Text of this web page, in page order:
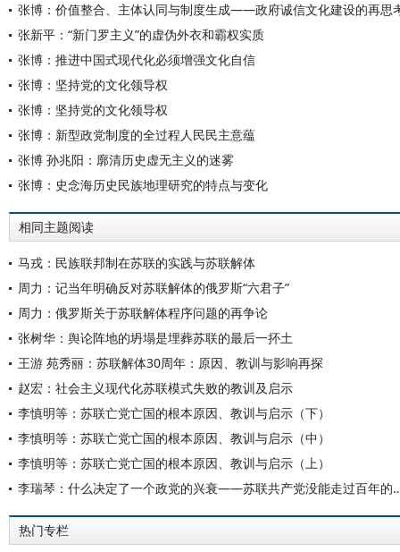
张博：价值整合、主体认同与制度生成——政府诚信文化建设的再思
张新平：“新门罗主义”的虚伪外衣和霸权实质
张博：推进中国式现代化必须增强文化自信
张博：坚持党的文化领导权
张博：坚持党的文化领导权
张博：新型政党制度的全过程人民民主意蕴
张博 孙兆阳：廓清历史虚无主义的迷雾
张博：史念海历史民族地理研究的特点与变化
相同主题阅读
马戎：民族联邦制在苏联的实践与苏联解体
周力：记当年明确反对苏联解体的俄罗斯“六君子”
周力：俄罗斯关于苏联解体程序问题的再争论
张树华：舆论阵地的坍塌是埋葬苏联的最后一抔土
王游 苑秀丽：苏联解体30周年：原因、教训与影响再探
赵宏：社会主义现代化苏联模式失败的教训及启示
李慎明等：苏联亡党亡国的根本原因、教训与启示（下）
李慎明等：苏联亡党亡国的根本原因、教训与启示（中）
李慎明等：苏联亡党亡国的根本原因、教训与启示（上）
李瑞琴：什么决定了一个政党
热门专栏